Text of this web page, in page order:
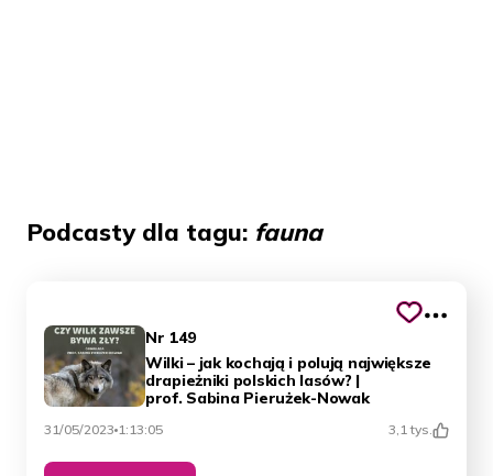
Podcasty dla tagu: fauna
Nr 149
Wilki – jak kochają i polują największe
drapieżniki polskich lasów? |
prof. Sabina Pierużek-Nowak
31/05/2023 1:13:05 3,1 tys.